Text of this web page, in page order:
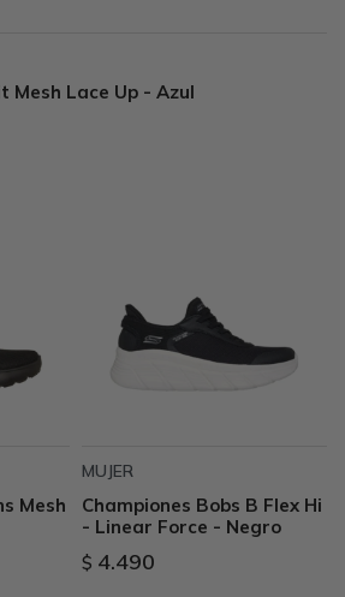
Mesh Lace Up - Azul
Mesh
MUJER
Championes Bobs B Flex Hi
- Linear Force - Negro
$ 4.490